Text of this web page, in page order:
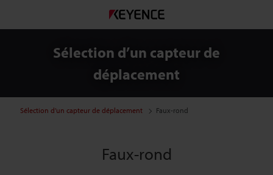
Sélection d’un capteur de
déplacement
Sélection d’un capteur de déplacement Faux-rond
Faux-rond